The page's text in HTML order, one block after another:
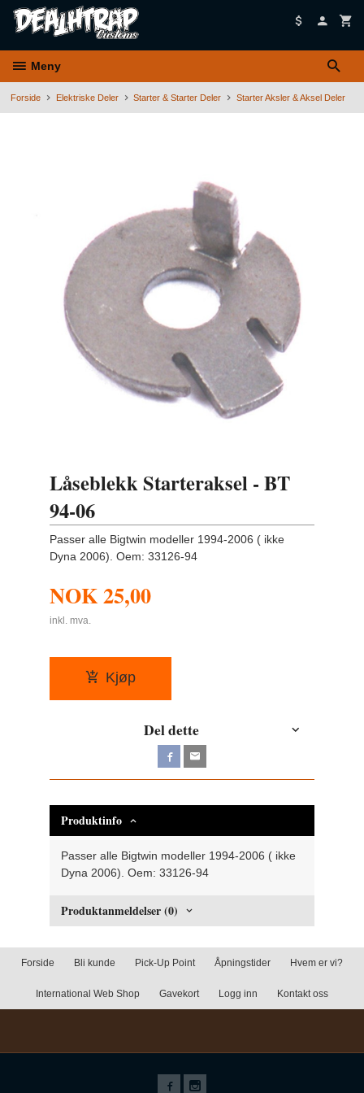
Meny
Forside Elektriske Deler Starter & Starter Deler Starter Aksler & Aksel Deler
Låseblekk Starteraksel - BT
94-06
Passer alle Bigtwin modeller 1994-2006 ( ikke
Dyna 2006). Oem: 33126-94
NOK25,00
inkl. mva.
Kjøp
Del dette
Produktinfo
Passer alle Bigtwin modeller 1994-2006 ( ikke
Dyna 2006). Oem: 33126-94
Produktanmeldelser (0)
Forside Bli kunde Pick-Up Point Åpningstider Hvem er vi?
International Web Shop Gavekort Logg inn Kontakt oss